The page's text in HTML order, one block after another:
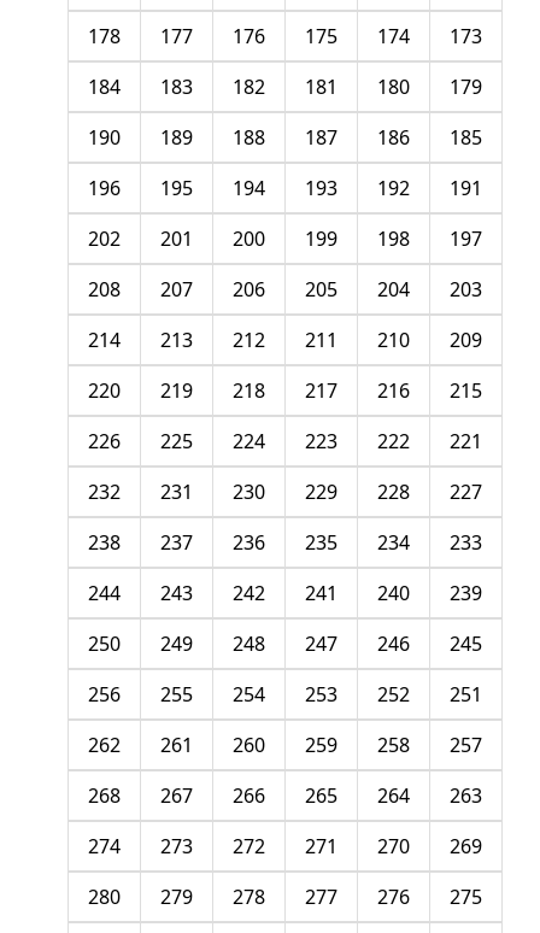
173
174
175
176
177
178
179
180
181
182
183
184
185
186
187
188
189
190
191
192
193
194
195
196
197
198
199
200
201
202
203
204
205
206
207
208
209
210
211
212
213
214
215
216
217
218
219
220
221
222
223
224
225
226
227
228
229
230
231
232
233
234
235
236
237
238
239
240
241
242
243
244
245
246
247
248
249
250
251
252
253
254
255
256
257
258
259
260
261
262
263
264
265
266
267
268
269
270
271
272
273
274
275
276
277
278
279
280